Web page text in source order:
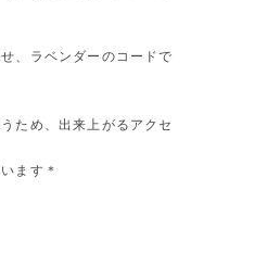
、ラベンダーのコードで
ため、出来上がるアクセ
ます＊